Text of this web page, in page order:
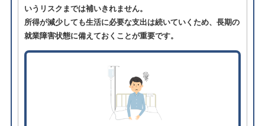
いうリスクまでは補いきれません。
所得が減少しても生活に必要な支出は続いていくため、長期の
就業障害状態に備えておくことが重要です。